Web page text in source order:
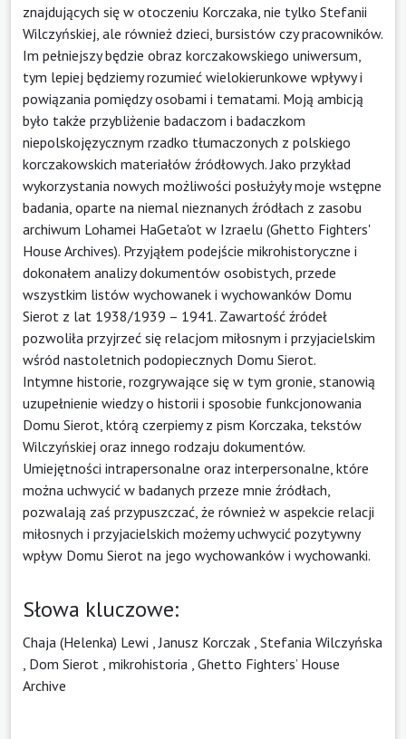
znajdujących się w otoczeniu Korczaka, nie tylko Stefanii
Wilczyńskiej, ale również dzieci, bursistów czy pracowników.
Im pełniejszy będzie obraz korczakowskiego uniwersum,
tym lepiej będziemy rozumieć wielokierunkowe wpływy i
powiązania pomiędzy osobami i tematami. Moją ambicją
było także przybliżenie badaczom i badaczkom
niepolskojęzycznym rzadko tłumaczonych z polskiego
korczakowskich materiałów źródłowych. Jako przykład
wykorzystania nowych możliwości posłużyły moje wstępne
badania, oparte na niemal nieznanych źródłach z zasobu
archiwum Lohamei HaGeta'ot w Izraelu (Ghetto Fighters'
House Archives). Przyjąłem podejście mikrohistoryczne i
dokonałem analizy dokumentów osobistych, przede
wszystkim listów wychowanek i wychowanków Domu
Sierot z lat 1938/1939 – 1941. Zawartość źródeł
pozwoliła przyjrzeć się relacjom miłosnym i przyjacielskim
wśród nastoletnich podopiecznych Domu Sierot.
Intymne historie, rozgrywające się w tym gronie, stanowią
uzupełnienie wiedzy o historii i sposobie funkcjonowania
Domu Sierot, którą czerpiemy z pism Korczaka, tekstów
Wilczyńskiej oraz innego rodzaju dokumentów.
Umiejętności intrapersonalne oraz interpersonalne, które
można uchwycić w badanych przeze mnie źródłach,
pozwalają zaś przypuszczać, że również w aspekcie relacji
miłosnych i przyjacielskich możemy uchwycić pozytywny
wpływ Domu Sierot na jego wychowanków i wychowanki.
Słowa kluczowe:
Chaja (Helenka) Lewi ,Janusz Korczak Stefania Wilczyńska
Dom Sierot mikrohistoria Ghetto Fighters’ House
Archive